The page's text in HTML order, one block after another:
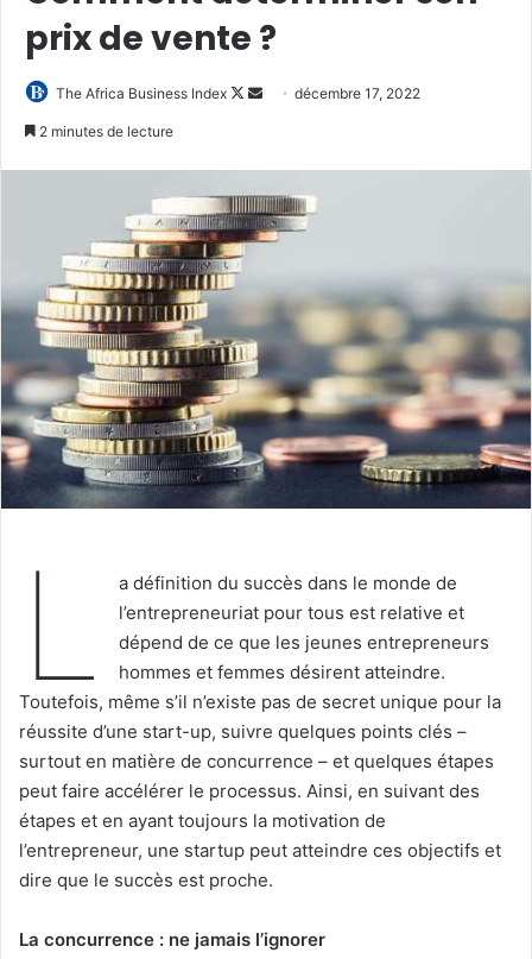
prix de vente ?
The Africa Business Index
Follow
Envoyerdécembre 17, 2022
2 minutes de lecture
L
a définition du succès dans le monde de
l’entrepreneuriat pour tous est relative et
dépend de ce que les jeunes entrepreneurs
hommes et femmes désirent atteindre.
Toutefois, même s’il n’existe pas de secret unique pour la
réussite d’une start-up, suivre quelques points clés –
surtout en matière de concurrence – et quelques étapes
peut faire accélérer le processus. Ainsi, en suivant des
étapes et en ayant toujours la motivation de
l’entrepreneur, une startup peut atteindre ces objectifs et
dire que le succès est proche.
La concurrence : ne jamais l’ignorer